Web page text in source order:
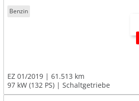
Benzin
EZ 01/2019
61.513 km
97 kW (132 PS)
Schaltgetriebe